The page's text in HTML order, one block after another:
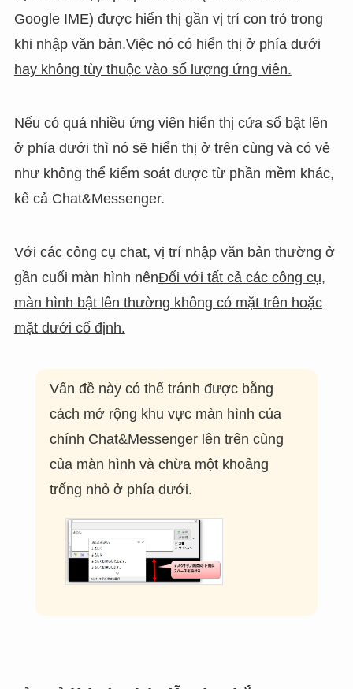
Google IME) được hiển thị gần vị trí con trỏ trong
khi nhập văn bản.Việc nó có hiển thị ở phía dưới
hay không tùy thuộc vào số lượng ứng viên.
Nếu có quá nhiều ứng viên hiển thị cửa sổ bật lên
ở phía dưới thì nó sẽ hiển thị ở trên cùng và có vẻ
như không thể kiểm soát được từ phần mềm khác,
kể cả Chat&Messenger.
Với các công cụ chat, vị trí nhập văn bản thường ở
gần cuối màn hình nênĐối với tất cả các công cụ,
màn hình bật lên thường không có mặt trên hoặc
mặt dưới cố định.
Vấn đề này có thể tránh được bằng
cách mở rộng khu vực màn hình của
chính Chat&Messenger lên trên cùng
của màn hình và chừa một khoảng
trống nhỏ ở phía dưới.